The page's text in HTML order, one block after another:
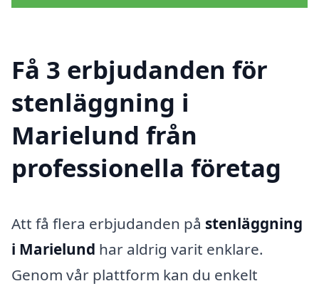
Få 3 erbjudanden för
stenläggning i
Marielund från
professionella företag
Att få flera erbjudanden på stenläggning
i Marielund har aldrig varit enklare.
Genom vår plattform kan du enkelt